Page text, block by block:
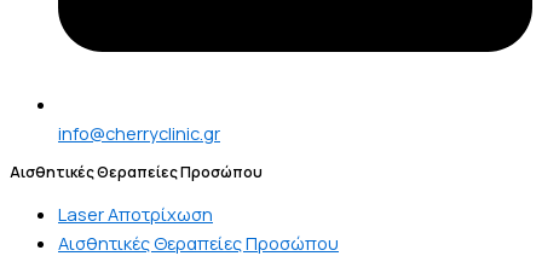
info@cherryclinic.gr
Αισθητικές Θεραπείες Προσώπου
Laser Αποτρίχωση
Αισθητικές Θεραπείες Προσώπου